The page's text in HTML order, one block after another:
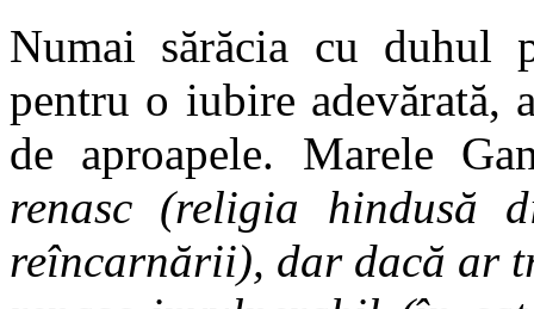
Numai sărăcia cu duhul
pentru o iubire adevărată,
de aproapele. Marele
renasc (religia hindusă
reîncarnării), dar dacă ar